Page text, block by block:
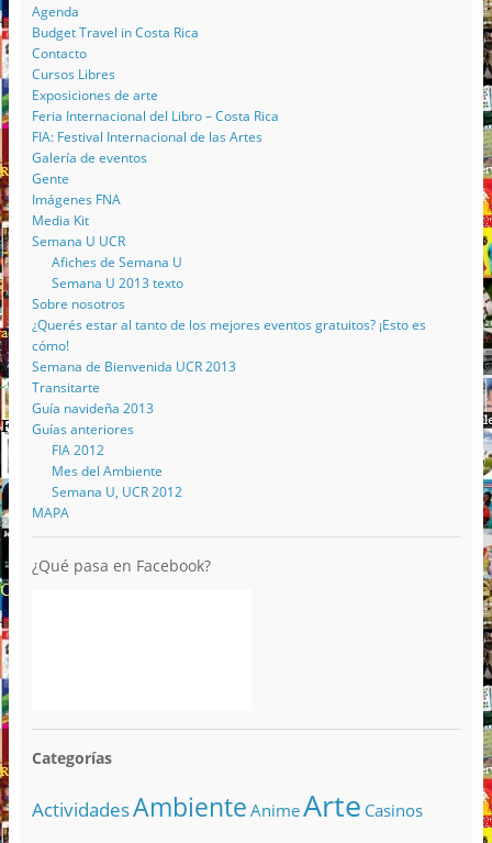
Agenda
Budget Travel in Costa Rica
Contacto
Cursos Libres
Exposiciones de arte
Feria Internacional del Libro – Costa Rica
FIA: Festival Internacional de las Artes
Galería de eventos
Gente
Imágenes FNA
Media Kit
Semana U UCR
Afiches de Semana U
Semana U 2013 texto
Sobre nosotros
¿Querés estar al tanto de los mejores eventos gratuitos? ¡Esto es
cómo!
Semana de Bienvenida UCR 2013
Transitarte
Guía navideña 2013
Guías anteriores
FIA 2012
Mes del Ambiente
Semana U, UCR 2012
MAPA
¿Qué pasa en Facebook?
Categorías
ActividadesAmbiente AnimeArte Casinos